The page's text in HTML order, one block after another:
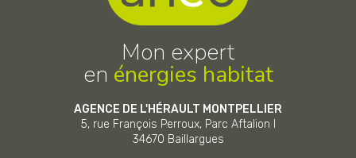
Mon expert
en énergies habitat
AGENCE DE L'HÉRAULT MONTPELLIER
5, rue François Perroux, Parc Aftalion I
34670 Baillargues